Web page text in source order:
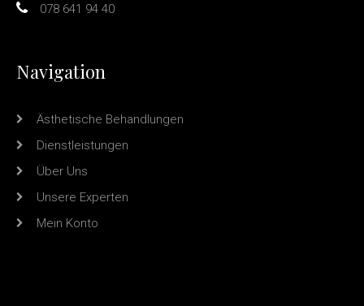
078 641 94 40
Navigation
Ästhetische Behandlungen
Dienstleistungen
Über Uns
Unsere Experten
Mein Konto